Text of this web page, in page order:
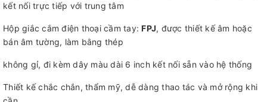
kết nối trực tiếp với trung tâm
Hộp giắc cắm điện thoại cầm tay: FPJ, được thiết kế âm hoặc
bán âm tường, làm bằng thép
không gỉ, đi kèm dây màu dài 6 inch kết nối sẵn vào hệ thống
Thiết kế chắc chắn, thẩm mỹ, dễ dàng thao tác và mở rộng khi